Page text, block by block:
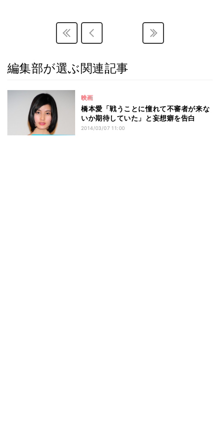
編集部が選ぶ関連記事
映画
橋本愛「戦うことに憧れて不審者が来な
いか期待していた」と妄想癖を告白
2014/03/07 11:00